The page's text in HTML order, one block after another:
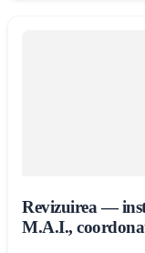
Revizuirea —
M.A.I.,